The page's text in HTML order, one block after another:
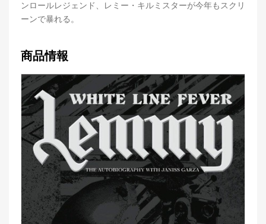
ンロールレジェンド、レミー・キルミスターが今年もスクリ
ーンで暴れる。
商品情報